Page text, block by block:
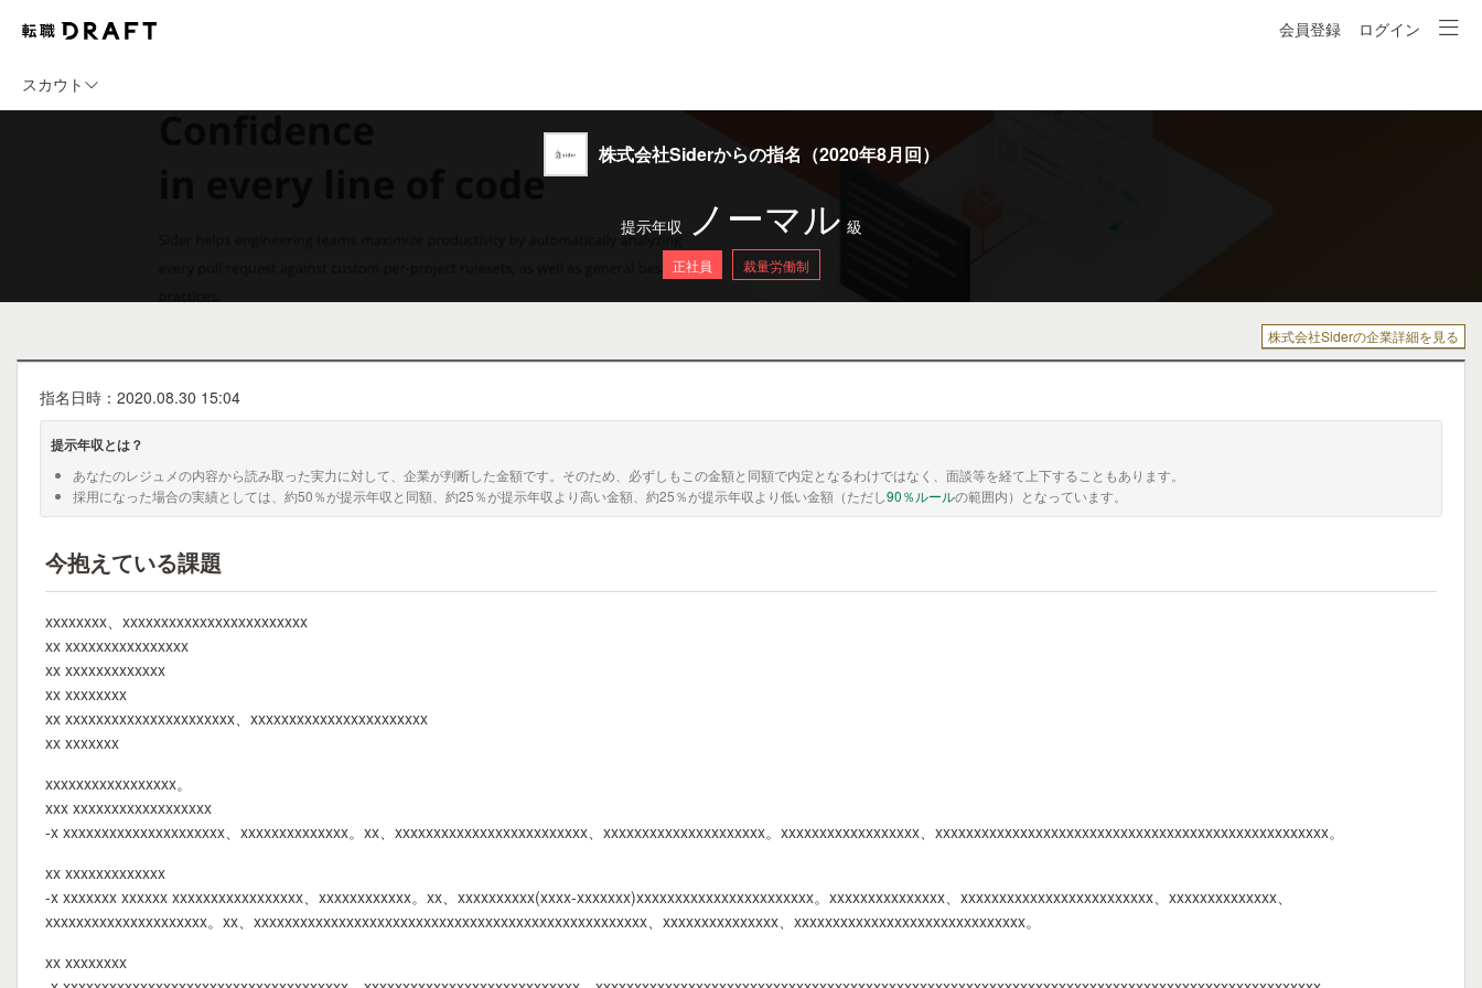
会員登録 ログイン
スカウト
株式会社Siderからの指名（2020年8月回）
提示年収 ノーマル 級
正社員 裁量労働制
株式会社Siderの企業詳細を見る
指名日時：2020.08.30 15:04
提示年収とは？
あなたのレジュメの内容から読み取った実力に対して、企業が判断した金額です。そのため、必ずしもこの金額と同額で内定となるわけではなく、面談等を経て上下することもあります。
採用になった場合の実績としては、約50％が提示年収と同額、約25％が提示年収より高い金額、約25％が提示年収より低い金額（ただし90％ルールの範囲内）となっています。
今抱えている課題
xxxxxxxx、xxxxxxxxxxxxxxxxxxxxxxxx
xx xxxxxxxxxxxxxxxx
xx xxxxxxxxxxxxx
xx xxxxxxxx
xx xxxxxxxxxxxxxxxxxxxxxx、xxxxxxxxxxxxxxxxxxxxxxx
xx xxxxxxx
xxxxxxxxxxxxxxxxx。
xxx xxxxxxxxxxxxxxxxxx
-x xxxxxxxxxxxxxxxxxxxxx、xxxxxxxxxxxxxx。xx、xxxxxxxxxxxxxxxxxxxxxxxxx、xxxxxxxxxxxxxxxxxxxxx。xxxxxxxxxxxxxxxxxx、xxxxxxxxxxxxxxxxxxxxxxxxxxxxxxxxxxxxxxxxxxxxxxxxxxx。
xx xxxxxxxxxxxxx
-x xxxxxxx xxxxxx xxxxxxxxxxxxxxxxx、xxxxxxxxxxxx。xx、xxxxxxxxxx(xxxx-xxxxxxx)xxxxxxxxxxxxxxxxxxxxxxx。xxxxxxxxxxxxxxx、xxxxxxxxxxxxxxxxxxxxxxxxx、xxxxxxxxxxxxxx、
xxxxxxxxxxxxxxxxxxxxx。xx、xxxxxxxxxxxxxxxxxxxxxxxxxxxxxxxxxxxxxxxxxxxxxxxxxxx、xxxxxxxxxxxxxxx、xxxxxxxxxxxxxxxxxxxxxxxxxxxxxx。
xx xxxxxxxx